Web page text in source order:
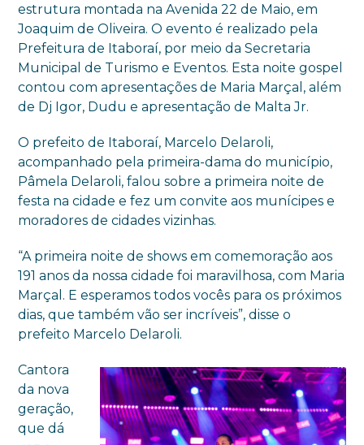
estrutura montada na Avenida 22 de Maio, em
Joaquim de Oliveira. O evento é realizado pela
Prefeitura de Itaboraí, por meio da Secretaria
Municipal de Turismo e Eventos. Esta noite gospel
contou com apresentações de Maria Marçal, além
de Dj Igor, Dudu e apresentação de Malta Jr.
O prefeito de Itaboraí, Marcelo Delaroli,
acompanhado pela primeira-dama do município,
Pâmela Delaroli, falou sobre a primeira noite de
festa na cidade e fez um convite aos munícipes e
moradores de cidades vizinhas.
“A primeira noite de shows em comemoração aos
191 anos da nossa cidade foi maravilhosa, com Maria
Marçal. E esperamos todos vocês para os próximos
dias, que também vão ser incríveis”, disse o
prefeito Marcelo Delaroli.
Cantora
da nova
geração,
que dá